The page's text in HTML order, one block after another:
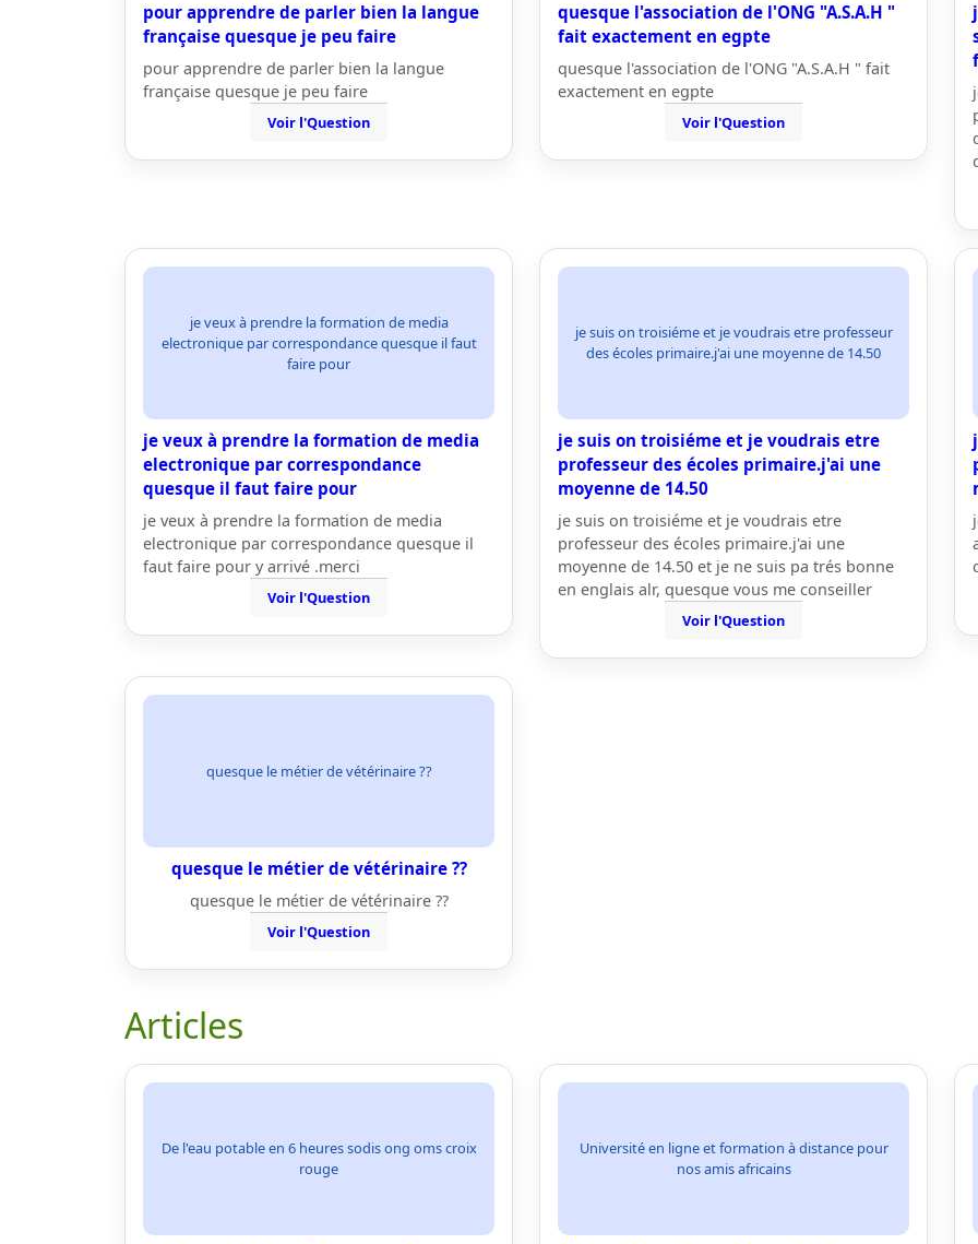
pour apprendre de parler bien la langue
française quesque je peu faire
pour apprendre de parler bien la langue
française quesque je peu faire
Voir l'Question
quesque l'association de l'ONG "A.S.A.H "
fait exactement en egpte
quesque l'association de l'ONG "A.S.A.H " fait
exactement en egpte
Voir l'Question
je veux à prendre la formation de media
electronique par correspondance quesque il faut
faire pour
je veux à prendre la formation de media
electronique par correspondance
quesque il faut faire pour
je veux à prendre la formation de media
electronique par correspondance quesque il
faut faire pour y arrivé .merci
Voir l'Question
je suis on troisiéme et je voudrais etre professeur
des écoles primaire.j'ai une moyenne de 14.50
je suis on troisiéme et je voudrais etre
professeur des écoles primaire.j'ai une
moyenne de 14.50
je suis on troisiéme et je voudrais etre
professeur des écoles primaire.j'ai une
moyenne de 14.50 et je ne suis pa trés bonne
en englais alr, quesque vous me conseiller
Voir l'Question
quesque le métier de vétérinaire ??
quesque le métier de vétérinaire ??
quesque le métier de vétérinaire ??
Voir l'Question
Articles
De l'eau potable en 6 heures sodis ong oms croix
rouge
Université en ligne et formation à distance pour
nos amis africains